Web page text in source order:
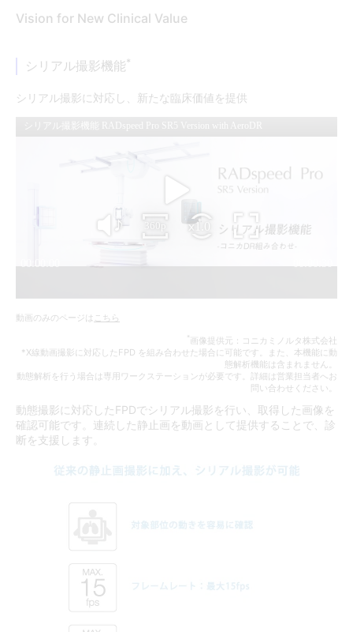
Vision for New Clinical Value
シリアル撮影機能*
シリアル撮影に対応し、新たな臨床価値を提供
動画のみのページは こちら
* 画像提供元：コニカミノルタ株式会社
*X線動画撮影に対応したFPD を組み合わせた場合に可能です。また、本機能に動
態解析機能は含まれません。
動態解析を行う場合は専用ワークステーションが必要です。詳細は営業担当者へお
問い合わせください。
動態撮影に対応したFPDでシリアル撮影を行い、取得した画像を
確認可能です。連続した静止画を動画として提供することで、診
断を支援します。